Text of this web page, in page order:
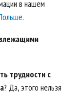
в нашем
.
трудности с
? Да, этого нельзя